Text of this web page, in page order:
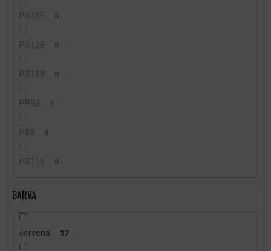
PS155 0
PS128 0
PS188 0
PP92 0
P88 0
PS115 0
BARVA
červená 37